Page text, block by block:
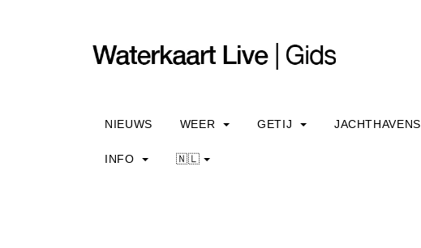
NIEUWS WEER GETIJ JACHTHAVENS
INFO 🇳🇱